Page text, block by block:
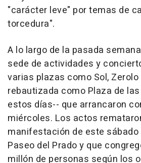
"carácter leve" por temas de
torcedura".
A lo largo de la pasada
sede de actividades y
varias plazas como Sol, Zerolo
rebautizada como Plaza de
estos días-- que arrancaron
miércoles. Los actos
manifestación de este sábado
Paseo del Prado y que
millón de personas según los